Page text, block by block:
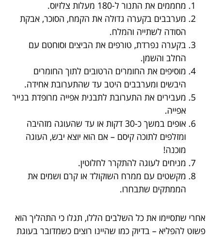
מחממים את התנור ל-180 מעלות צלזיוס.
מערבבים בקערה גדולה את הקמח, הסוכר, אבקת
הסודה לשתייה והמלח.
בקערה נפרדת, טורפים את הביצים וסוחטם עם
החלב והשמן.
מוסיפים את החומרים הרטובים לתוך החומרים
היבשים ומערבבים היטב עד שהתערובת אחידה.
מעבירים את התערובת לתבנית אפייה מרופדת בנייר
אפייה.
אופים במשך כ-30 דקות או עד שהעוגה מזהיבה
ומזלפים לתוכה קיסם – אם הוא יוצא יבש, העוגה
מוכנה!
מניחים לעוגה להתקרר לחלוטין.
מקשטים עם ממרח השוקולד או קרם ושמים את
הממתקים שתבחרו.
אחרי שתסיימו את כל השלבים הללו, תגלו כי התהליך הוא
פשוט להפליא – בדיוק כמו שהיינו רוצים כשמדובר בעוגת